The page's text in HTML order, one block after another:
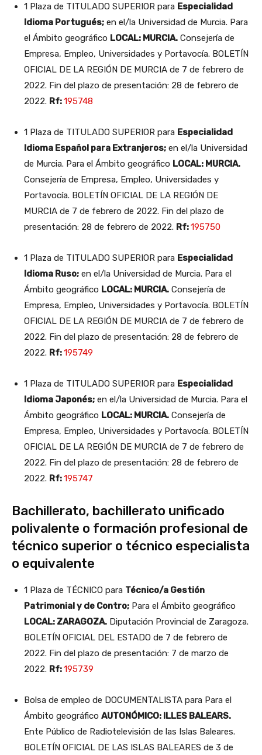
1 Plaza de TITULADO SUPERIOR para Especialidad
Idioma Portugués; en el/la Universidad de Murcia. Para
el Ámbito geográfico LOCAL: MURCIA. Consejería de
Empresa, Empleo, Universidades y Portavocía. BOLETÍN
OFICIAL DE LA REGIÓN DE MURCIA de 7 de febrero de
2022. Fin del plazo de presentación: 28 de febrero de
2022. Rf:195748
1 Plaza de TITULADO SUPERIOR para Especialidad
Idioma Español para Extranjeros; en el/la Universidad
de Murcia. Para el Ámbito geográfico LOCAL: MURCIA.
Consejería de Empresa, Empleo, Universidades y
Portavocía. BOLETÍN OFICIAL DE LA REGIÓN DE
MURCIA de 7 de febrero de 2022. Fin del plazo de
presentación: 28 de febrero de 2022. Rf:195750
1 Plaza de TITULADO SUPERIOR para Especialidad
Idioma Ruso; en el/la Universidad de Murcia. Para el
Ámbito geográfico LOCAL: MURCIA. Consejería de
Empresa, Empleo, Universidades y Portavocía. BOLETÍN
OFICIAL DE LA REGIÓN DE MURCIA de 7 de febrero de
2022. Fin del plazo de presentación: 28 de febrero de
2022. Rf:195749
1 Plaza de TITULADO SUPERIOR para Especialidad
Idioma Japonés; en el/la Universidad de Murcia. Para el
Ámbito geográfico LOCAL: MURCIA. Consejería de
Empresa, Empleo, Universidades y Portavocía. BOLETÍN
OFICIAL DE LA REGIÓN DE MURCIA de 7 de febrero de
2022. Fin del plazo de presentación: 28 de febrero de
2022. Rf:195747
Bachillerato, bachillerato unificado
polivalente o formación profesional de
técnico superior o técnico especialista
o equivalente
1 Plaza de TÉCNICO para Técnico/a Gestión
Patrimonial y de Contro; Para el Ámbito geográfico
LOCAL: ZARAGOZA. Diputación Provincial de Zaragoza.
BOLETÍN OFICIAL DEL ESTADO de 7 de febrero de
2022. Fin del plazo de presentación: 7 de marzo de
2022. Rf:195739
Bolsa de empleo de DOCUMENTALISTA para Para el
Ámbito geográfico AUTONÓMICO: ILLES BALEARS.
Ente Público de Radiotelevisión de las Islas Baleares.
BOLETÍN OFICIAL DE LAS ISLAS BALEARES de 3 de